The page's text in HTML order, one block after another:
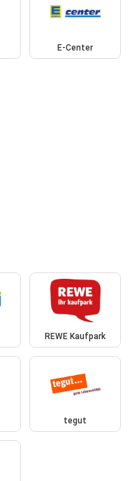
E-Center
REWE Kaufpark
tegut